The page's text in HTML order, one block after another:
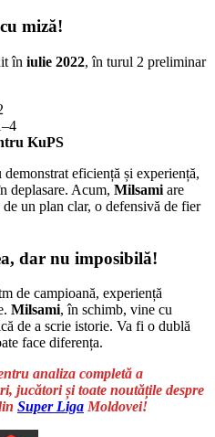
miză!
în iulie 2022, în turul 2 preliminar
KuPS
eficiență și experiență,
deplasare. Acum, Milsami are
un plan clar, o defensivă de fier
dar nu imposibilă!
de campioană, experiență
Milsami, în schimb, vine cu
de a scrie istorie. Va fi o dublă
face diferența.
analiza completă a
jucători și toate noutățile despre
Super Liga Moldovei!